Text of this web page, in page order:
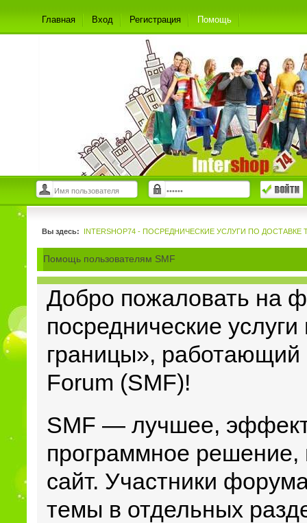
Главная Вход Регистрация Помощь
Вы здесь: INTERSHOP74 - ПОСРЕДНИЧЕСКИЕ УСЛУГИ ПО
Помощь пользователям SMF
Добро пожаловать на
посреднические
границы»,
Forum (SMF)!
SMF — лучшее,
программное решение,
сайт. Участники
темы в отдельных